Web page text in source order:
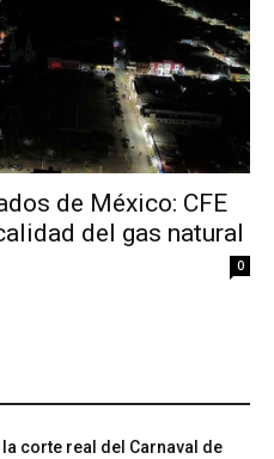
de México: CFE
del gas natural
0
la corte real del Carnaval de